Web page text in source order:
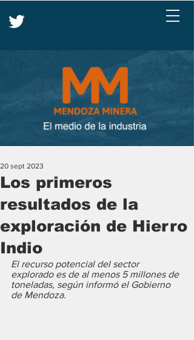
Los primeros
resultados de la
exploración de Hierro
Indio
20 sept 2023
El recurso potencial del sector
explorado es de al menos 5 millones de
toneladas, según informó el Gobierno
de Mendoza.